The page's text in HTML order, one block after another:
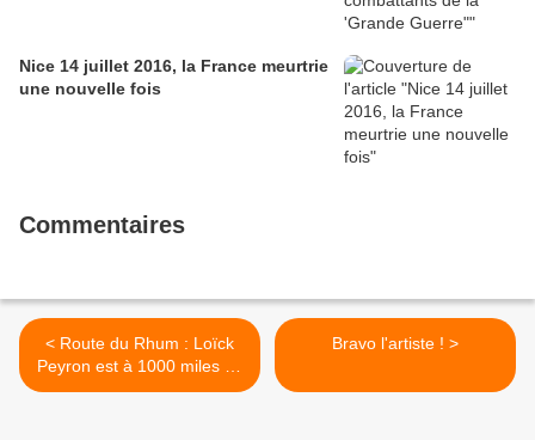
Nice 14 juillet 2016, la France meurtrie
une nouvelle fois
Commentaires
< Route du Rhum : Loïck
Peyron est à 1000 miles de
l'arrivée
Bravo l'artiste ! >